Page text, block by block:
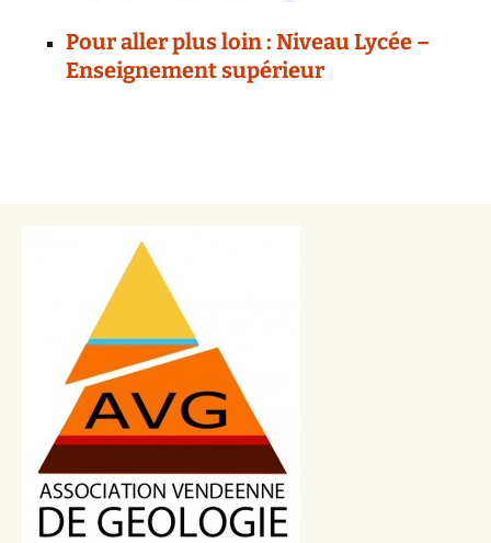
Pour aller plus loin : Niveau Lycée –
Enseignement supérieur